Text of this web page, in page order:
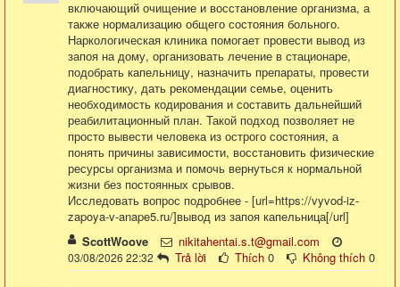
включающий очищение и восстановление организма, а
также нормализацию общего состояния больного.
Наркологическая клиника помогает провести вывод из
запоя на дому, организовать лечение в стационаре,
подобрать капельницу, назначить препараты, провести
диагностику, дать рекомендации семье, оценить
необходимость кодирования и составить дальнейший
реабилитационный план. Такой подход позволяет не
просто вывести человека из острого состояния, а
понять причины зависимости, восстановить физические
ресурсы организма и помочь вернуться к нормальной
жизни без постоянных срывов.
Исследовать вопрос подробнее - [url=https://vyvod-iz-
zapoya-v-anape5.ru/]вывод из запоя капельница[/url]
ScottWoove
nikitahentai.s.t@gmail.com
03/08/2026 22:32 Trả lời Thích 0 Không thích 0